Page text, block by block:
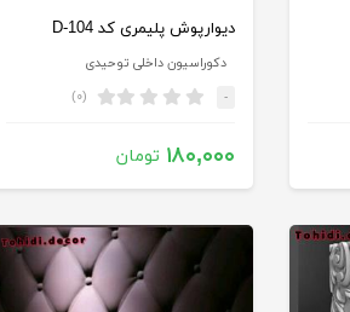
دیوارپوش پلیمری کد D-104
دکوراسیون داخلی توحیدی
- (۰)
۱۸۰,۰۰۰ تومان